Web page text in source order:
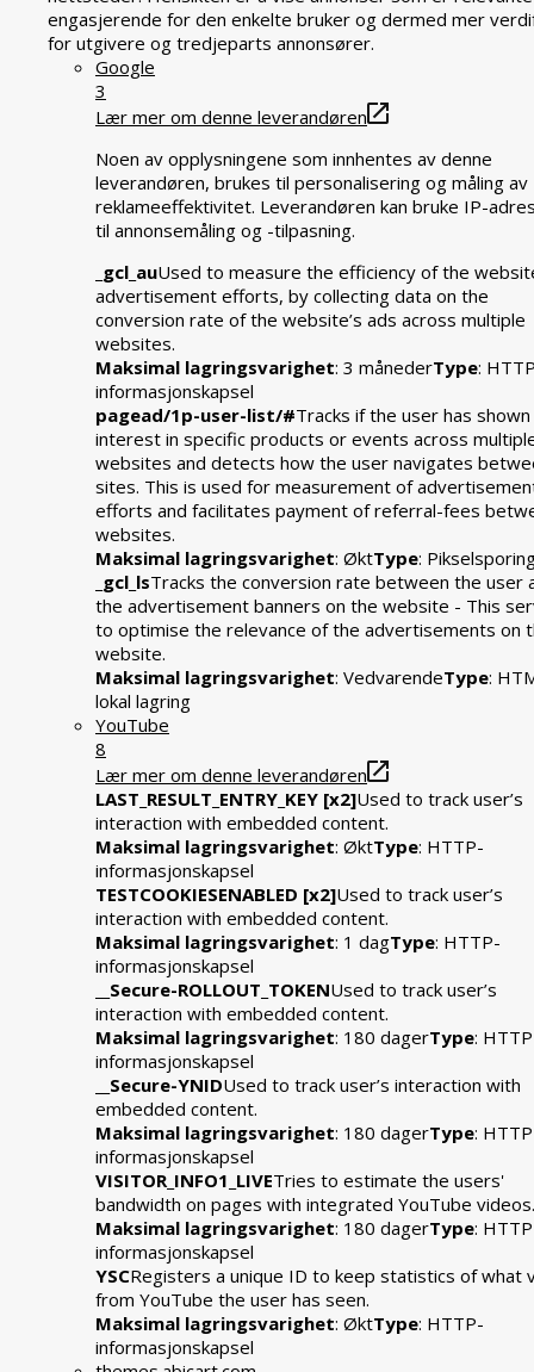
engasjerende for den enkelte bruker og dermed mer
for utgivere og tredjeparts annonsører.
Google
3
Lær mer om denne leverandøren
Noen av opplysningene som innhentes av denne
leverandøren, brukes til personalisering og måling av
reklameeffektivitet. Leverandøren kan bruke IP-
til annonsemåling og -tilpasning.
_gcl_auUsed to measure the efficiency of the
advertisement efforts, by collecting data on the
conversion rate of the website’s ads across multiple
websites.
Maksimal lagringsvarighet: 3 månederType:
informasjonskapsel
pagead/1p-user-list/#Tracks if the user has shown
interest in specific products or events across
websites and detects how the user navigates
sites. This is used for measurement of
efforts and facilitates payment of referral-fees
websites.
Maksimal lagringsvarighet: ØktType:
_gcl_lsTracks the conversion rate between the user
the advertisement banners on the website - This
to optimise the relevance of the advertisements on
website.
Maksimal lagringsvarighet: VedvarendeType:
lokal lagring
YouTube
8
Lær mer om denne leverandøren
LAST_RESULT_ENTRY_KEY [x2]Used to track user’s
interaction with embedded content.
Maksimal lagringsvarighet: ØktType: HTTP-
informasjonskapsel
TESTCOOKIESENABLED [x2]Used to track user’s
interaction with embedded content.
Maksimal lagringsvarighet: 1 dagType: HTTP-
informasjonskapsel
__Secure-ROLLOUT_TOKENUsed to track user’s
interaction with embedded content.
Maksimal lagringsvarighet: 180 dagerType:
informasjonskapsel
__Secure-YNIDUsed to track user’s interaction with
embedded content.
Maksimal lagringsvarighet: 180 dagerType:
informasjonskapsel
VISITOR_INFO1_LIVETries to estimate the users'
bandwidth on pages with integrated YouTube videos.
Maksimal lagringsvarighet: 180 dagerType:
informasjonskapsel
YSCRegisters a unique ID to keep statistics of what
from YouTube the user has seen.
Maksimal lagringsvarighet: ØktType: HTTP-
informasjonskapsel